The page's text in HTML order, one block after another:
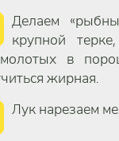
Делаем
крупной
в
жирная.
Лук нарезаем